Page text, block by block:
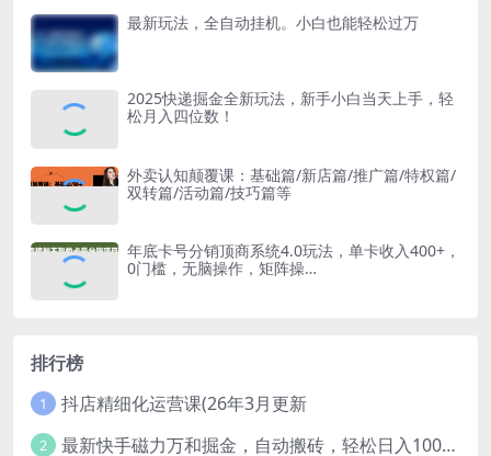
最新玩法，全自动挂机。小白也能轻松过万
2025快递掘金全新玩法，新手小白当天上手，轻
松月入四位数！
外卖认知颠覆课：基础篇/新店篇/推广篇/特权篇/
双转篇/活动篇/技巧篇等
年底卡号分销顶商系统4.0玩法，单卡收入400+，
0门槛，无脑操作，矩阵操…
排行榜
1 抖店精细化运营课(26年3月更新
2 最新快手磁力万和掘金，自动搬砖，轻松日入100-200，操作简单